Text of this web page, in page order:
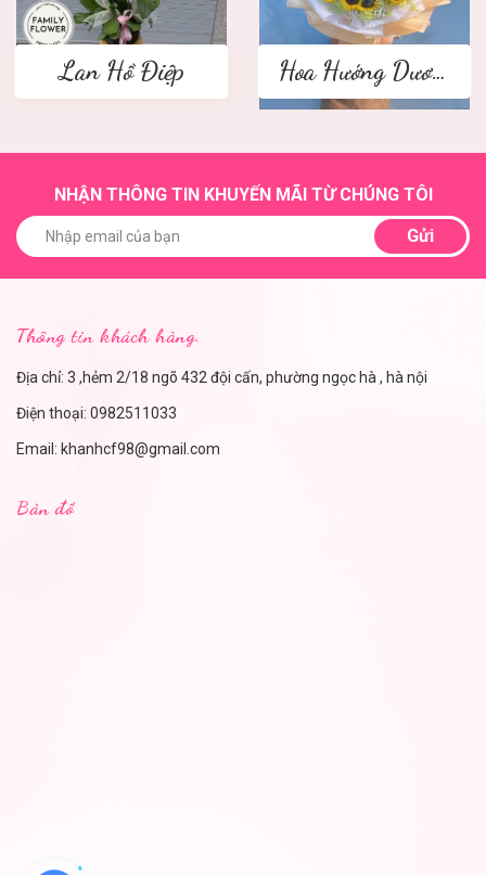
Lan Hồ Điệp Hoa Hướng Dương
NHẬN THÔNG TIN KHUYẾN MÃI TỪ CHÚNG TÔI
Gửi
Thông tin khách hàng.
Địa chỉ: 3 ,hẻm 2/18 ngõ 432 đội cấn, phường ngọc hà , hà nội
Điện thoại: 0982511033
Email: khanhcf98@gmail.com
Bản đồ